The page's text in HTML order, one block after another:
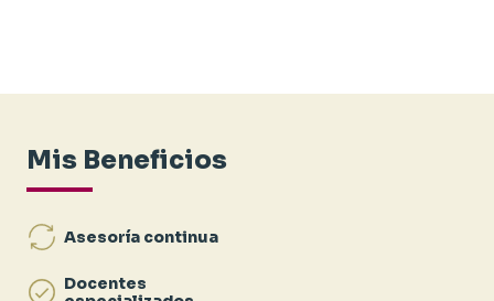
como en Análisis de Falla en Componentes
Mecánicos por la PUCP. Tiene conocimientos en ERP
SAP Módulo PM (Mantenimiento), @RISK, Minitab y
Data Science aplicada a las estrategias de
mantenimiento enfocadas en la optimización de
Mis Beneficios
Asesoría continua
Docentes